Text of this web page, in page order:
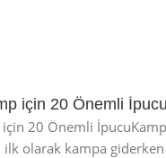
için 20 Önemli İpucu
için 20 Önemli
ilk olarak kampa